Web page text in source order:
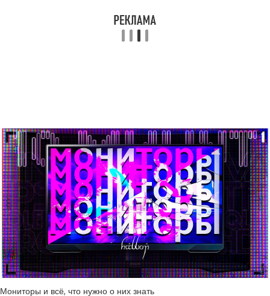
Мониторы и всё, что нужно о них знать